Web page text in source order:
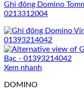
Ghi đông Domino
0213312004
Xem nhanh
DOMINO